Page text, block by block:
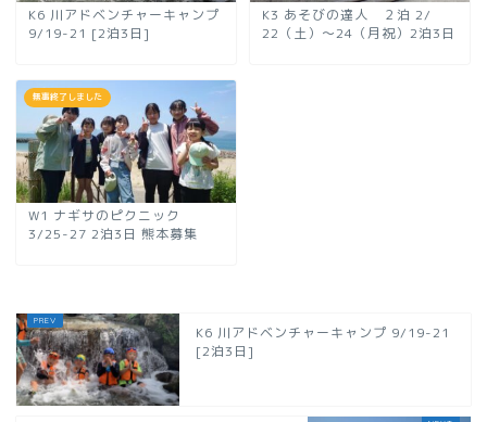
K6 川アドベンチャーキャンプ
9/19-21 [2泊3日]
K3 あそびの達人 ２泊 2/
22（土）～24（月祝）2泊3日
無事終了しました
W1 ナギサのピクニック
3/25-27 2泊3日 熊本募集
K6 川アドベンチャーキャンプ 9/19-21
[2泊3日]